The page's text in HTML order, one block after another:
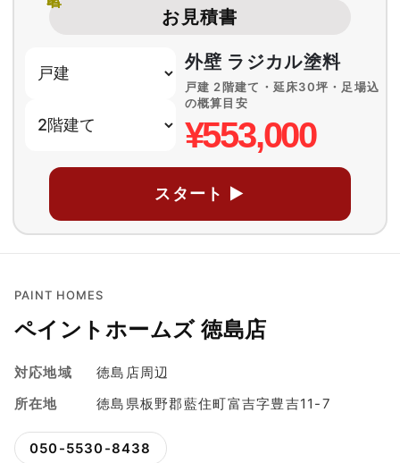
お見積書
外壁 ラジカル塗料
戸建 2階建て・延床30坪・足場込
の概算目安
¥553,000
スタート ▶
PAINT HOMES
ペイントホームズ 徳島店
対応地域
徳島店周辺
所在地
徳島県板野郡藍住町富吉字豊吉11-7
050-5530-8438